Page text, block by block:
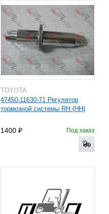
TOYOTA
47450-11630-71 Регулятор
тормозной системы RH (HH)
1400 Под заказ